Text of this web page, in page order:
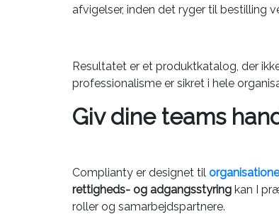
afvigelser, inden det ryger til bestilling
Resultatet er et produktkatalog, der
professionalisme er sikret i hele
Giv dine teams
Complianty er designet til
rettigheds- og adgangsstyring kan I
roller og samarbejdspartnere.